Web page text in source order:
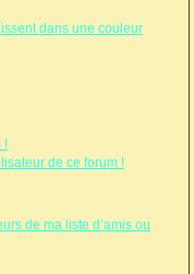
dans une couleur
!
de ce forum !
de ma liste d’amis ou